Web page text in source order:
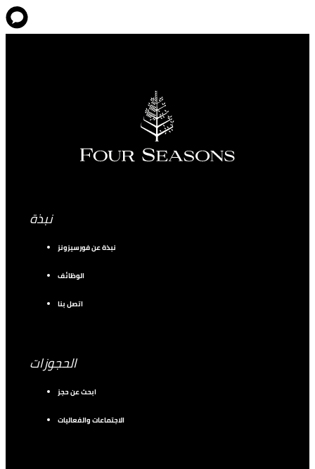
نبذة
نبذة عن فورسيزونز
الوظائف
اتصل بنا
الحجوزات
ابحث عن حجز
الاجتماعات والفعاليات